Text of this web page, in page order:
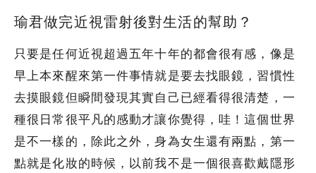
瑜君做完近視雷射後對生活的幫助？
只要是任何近視超過五年十年的都會很有感，像是
早上本來醒來第一件事情就是要去找眼鏡，習慣性
去摸眼鏡但瞬間發現其實自己已經看得很清楚，一
種很日常很平凡的感動才讓你覺得，哇！這個世界
是不一樣的，除此之外，身為女生還有兩點，第一
點就是化妝的時候，以前我不是一個很喜歡戴隱形